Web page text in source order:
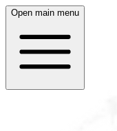
Open main menu